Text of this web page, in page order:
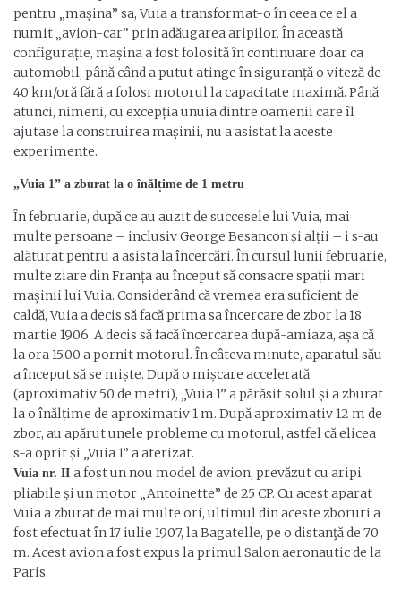
pentru „mașina” sa, Vuia a transformat-o în ceea ce el a
numit „avion-car” prin adăugarea aripilor. În această
configurație, mașina a fost folosită în continuare doar ca
automobil, până când a putut atinge în siguranță o viteză de
40 km/oră fără a folosi motorul la capacitate maximă. Până
atunci, nimeni, cu excepția unuia dintre oamenii care îl
ajutase la construirea mașinii, nu a asistat la aceste
experimente.
„Vuia 1” a zburat la o înălțime de 1 metru
În februarie, după ce au auzit de succesele lui Vuia, mai
multe persoane – inclusiv George Besancon și alții – i s-au
alăturat pentru a asista la încercări. În cursul lunii februarie,
multe ziare din Franța au început să consacre spații mari
mașinii lui Vuia. Considerând că vremea era suficient de
caldă, Vuia a decis să facă prima sa încercare de zbor la 18
martie 1906. A decis să facă încercarea după-amiaza, așa că
la ora 15.00 a pornit motorul. În câteva minute, aparatul său
a început să se miște. După o mișcare accelerată
(aproximativ 50 de metri), „Vuia 1” a părăsit solul și a zburat
la o înălțime de aproximativ 1 m. După aproximativ 12 m de
zbor, au apărut unele probleme cu motorul, astfel că elicea
s-a oprit și „Vuia 1” a aterizat.
Vuia nr. II a fost un nou model de avion, prevăzut cu aripi
pliabile şi un motor „Antoinette” de 25 CP. Cu acest aparat
Vuia a zburat de mai multe ori, ultimul din aceste zboruri a
fost efectuat în 17 iulie 1907, la Bagatelle, pe o distanţă de 70
m. Acest avion a fost expus la primul Salon aeronautic de la
Paris.